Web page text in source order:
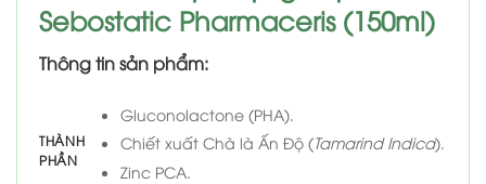
Sebostatic Pharmaceris (150ml)
Thông tin sản phẩm:
THÀNH
PHẦN
Gluconolactone (PHA).
Chiết xuất Chà là Ấn Độ (Tamarind Indica).
Zinc PCA.